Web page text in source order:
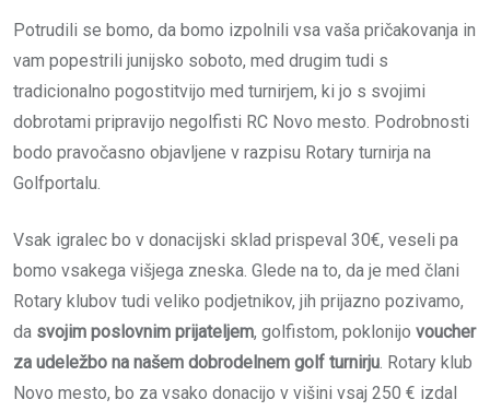
Potrudili se bomo, da bomo izpolnili vsa vaša pričakovanja in
vam popestrili junijsko soboto, med drugim tudi s
tradicionalno pogostitvijo med turnirjem, ki jo s svojimi
dobrotami pripravijo negolfisti RC Novo mesto. Podrobnosti
bodo pravočasno objavljene v razpisu Rotary turnirja na
Golfportalu
Vsak igralec bo v donacijski sklad prispeval 30€, veseli pa
bomo vsakega višjega zneska. Glede na to, da je med člani
Rotary klubov tudi veliko podjetnikov, jih prijazno pozivamo,
da svojim poslovnim prijateljem, golfistom, poklonijo voucher
za udeležbo na našem dobrodelnem golf turnirju . Rotary klub
Novo mesto, bo za vsako donacijo v višini vsaj 250 € izdal